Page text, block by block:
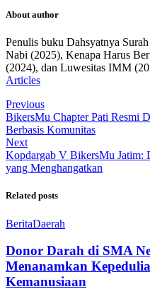
About author
Penulis buku Dahsyatnya
Nabi (2025), Kenapa Harus
(2024), dan Luwesitas IMM
Articles
Previous
BikersMu Chapter Pati Resmi
Berbasis Komunitas
Next
Kopdargab V BikersMu Jatim:
yang Menghangatkan
Related posts
BeritaDaerah
Donor Darah di SMA
Menanamkan
Kemanusiaan